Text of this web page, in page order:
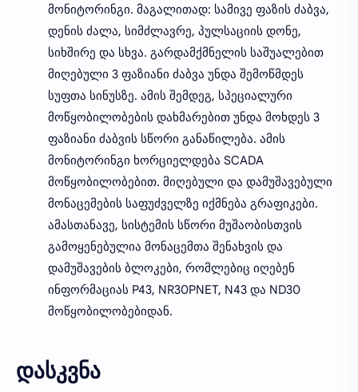
მონიტორინგი. მაგალითად: სამივე ფაზის ძაბვა,
დენის ძალა, სიმძლავრე, პულსაციის დონე,
სიხშირე და სხვა. გარდამქმნელის საშუალებით
მიღებული 3 ფაზიანი ძაბვა უნდა შემოწმდეს
სუფთა სინუსზე. ამის შემდეგ, სპეციალური
მოწყობილობების დახმარებით უნდა მოხდეს 3
ფაზიანი ძაბვის სწორი განაწილება. ამის
მონიტორინგი ხორციელდება SCADA
მოწყობილობებით. მიღებული და დამუშავებული
მონაცემების საფუძველზე იქმნება გრაფიკები.
ამასთანავე, სისტემის სწორი მუშაობისთვის
გამოყენებულია მონაცემთა შენახვის და
დამუშავების ბლოკები, რომლებიც იღებენ
ინფორმაციას P43, NR30PNET, N43 და ND30
მოწყობილობებიდან.
დასკვნა